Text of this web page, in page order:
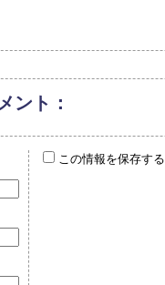
ント：
この情報を保存する